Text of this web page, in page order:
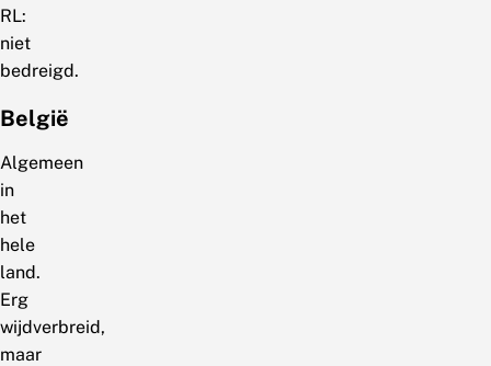
RL:
niet
bedreigd.
België
Algemeen
in
het
hele
land.
Erg
wijdverbreid,
maar